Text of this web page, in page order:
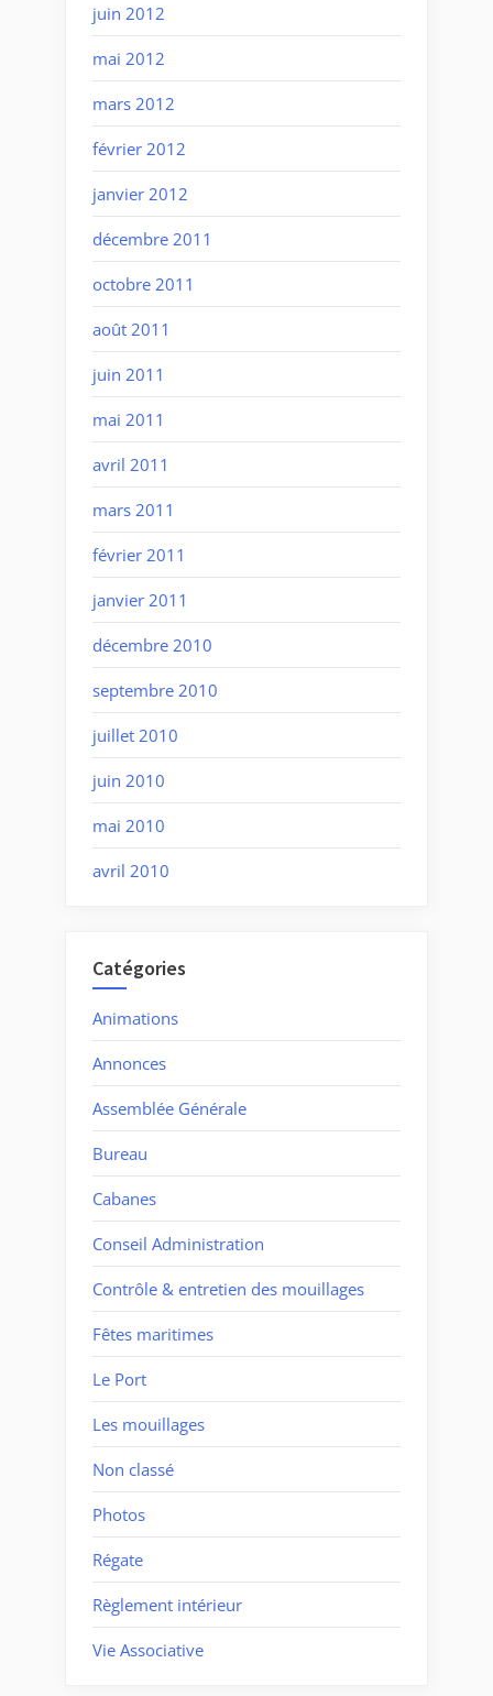
juin 2012
mai 2012
mars 2012
février 2012
janvier 2012
décembre 2011
octobre 2011
août 2011
juin 2011
mai 2011
avril 2011
mars 2011
février 2011
janvier 2011
décembre 2010
septembre 2010
juillet 2010
juin 2010
mai 2010
avril 2010
Catégories
Animations
Annonces
Assemblée Générale
Bureau
Cabanes
Conseil Administration
Contrôle & entretien des mouillages
Fêtes maritimes
Le Port
Les mouillages
Non classé
Photos
Régate
Règlement intérieur
Vie Associative